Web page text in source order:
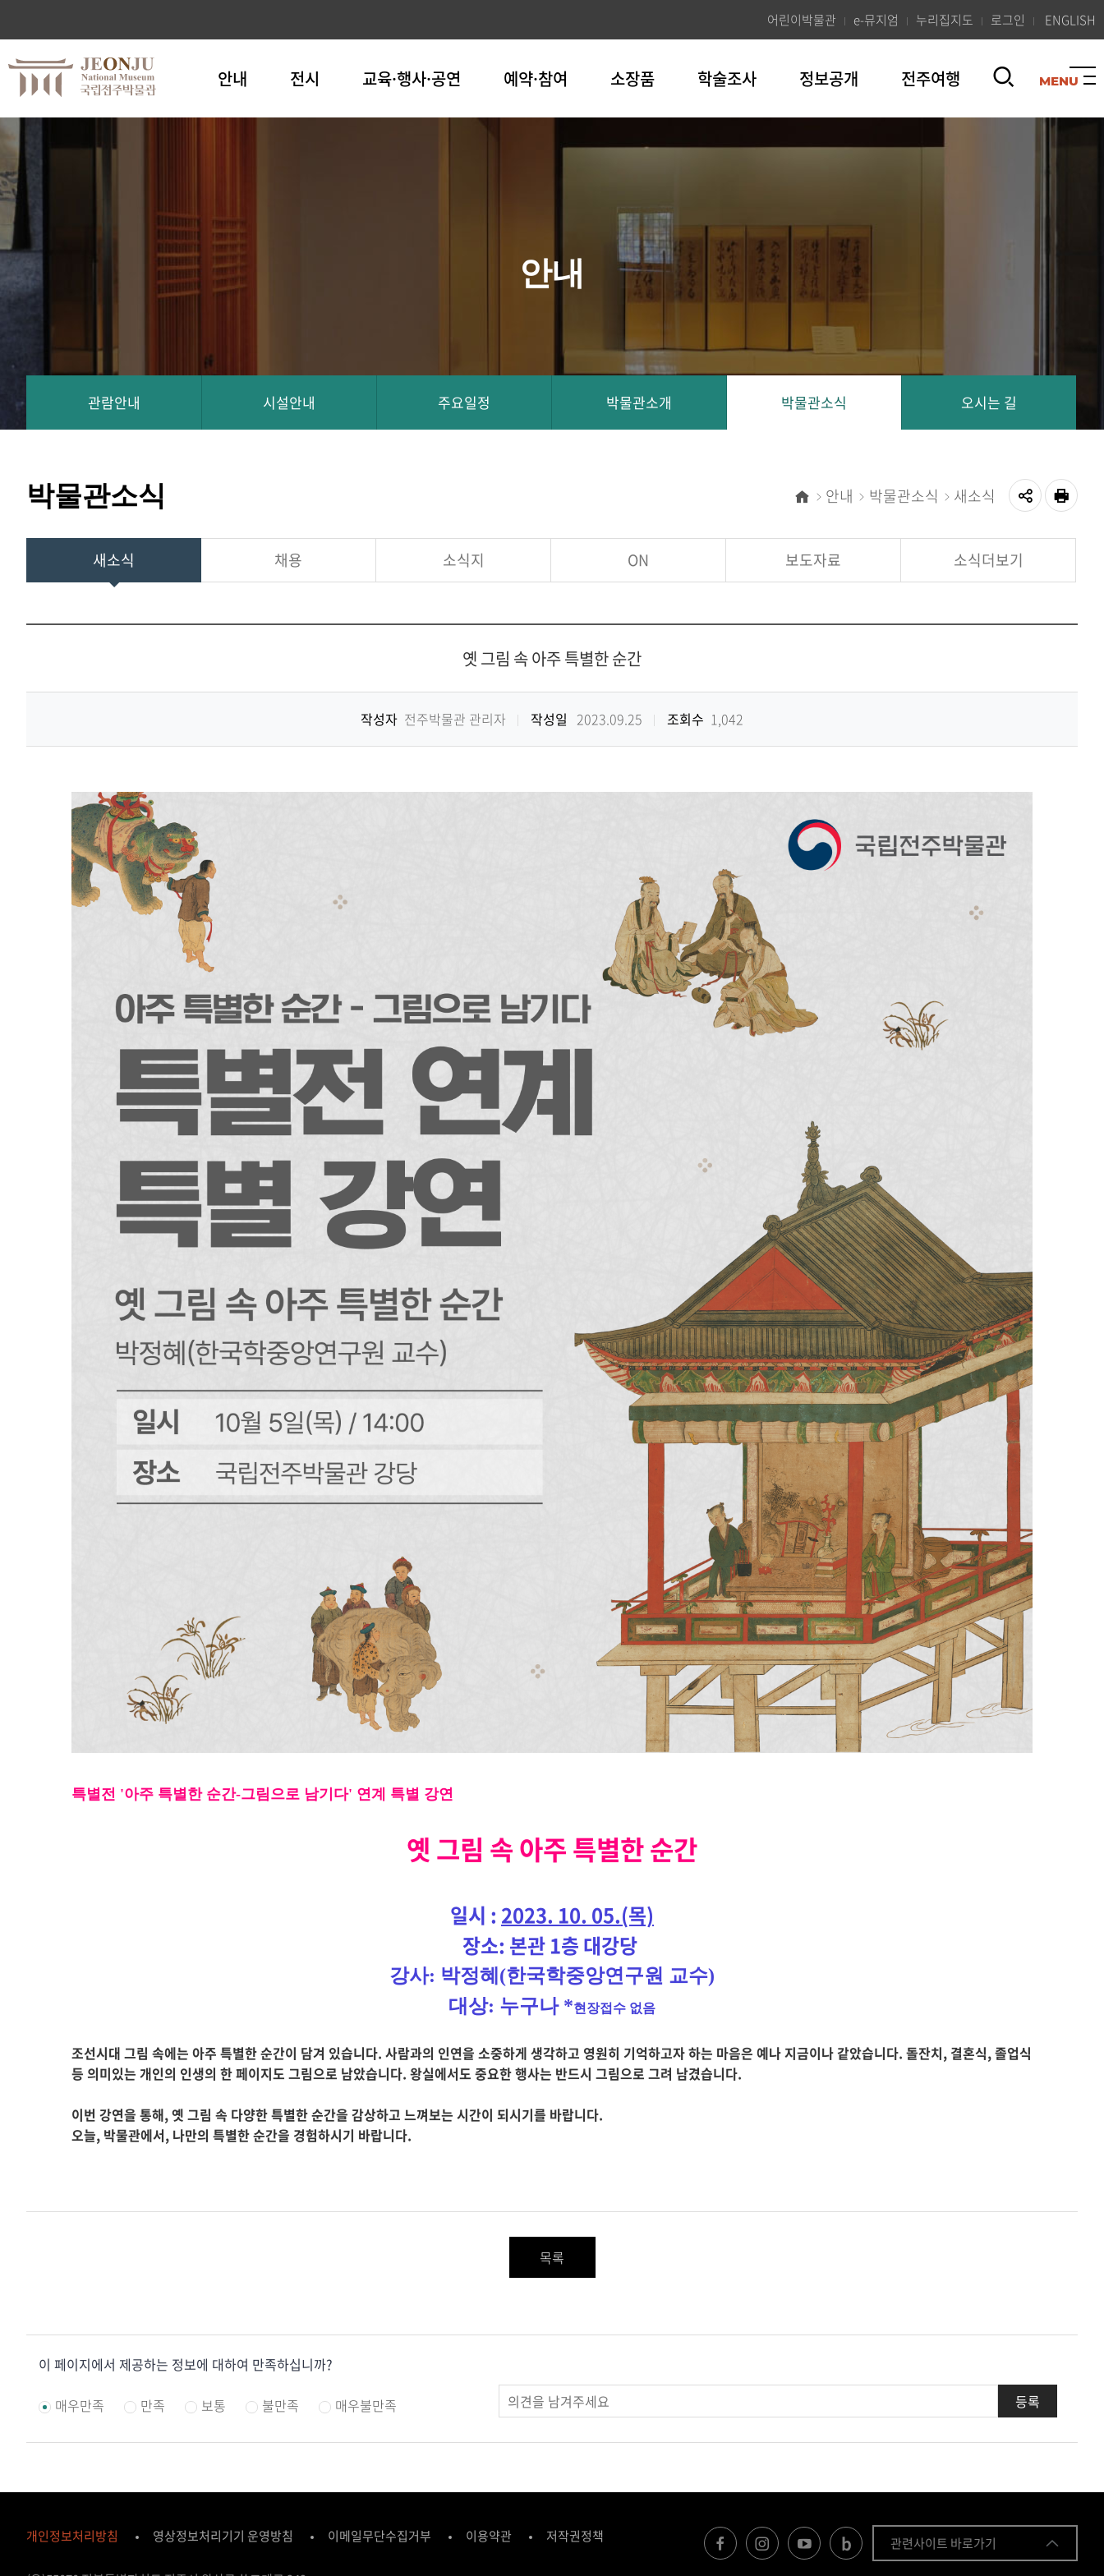
어린이박물관 e-뮤지엄 누리집지도 로그인 ENGLISH
색
안내 전시 교육·행사·공연 예약·참여 소장품 학술조사 정보공개 전주여행
안내
관람안내 시설안내 주요일정 박물관소개 박물관소식 오시는 길
박물관소식 안내 박물관소식 새소식
유
기
새소식 채용 소식지 ON 보도자료 소식더보기
옛 그림 속 아주 특별한 순간
작성자 전주박물관 관리자 작성일 2023.09.25 조회수 1,042
특별전 '아주 특별한 순간-그림으로 남기다' 연계 특별 강연
옛 그림 속 아주 특별한 순간
일시 : 2023. 10. 05.(목)
장소: 본관 1층 대강당
강사: 박정혜 (한국학중앙연구원 교수)
대상: 누구나 *현장접수 없음
조선시대 그림 속에는 아주 특별한 순간이 담겨 있습니다. 사람과의 인연을 소중하게 생각하고 영원히 기억하고자 하는 마음은 예나 지금이나 같았습니다. 돌잔치, 결혼식, 졸업식
등 의미있는 개인의 인생의 한 페이지도 그림으로 남았습니다. 왕실에서도 중요한 행사는 반드시 그림으로 그려 남겼습니다.
이번 강연을 통해, 옛 그림 속 다양한 특별한 순간을 감상하고 느껴보는 시간이 되시기를 바랍니다.
오늘, 박물관에서, 나만의 특별한 순간을 경험하시기 바랍니다.
목록
도
사
이 페이지에서 제공하는 정보에 대하여 만족하십니까?
매우만족 만족 보통 불만족 매우불만족
개인정보처리방침 영상정보처리기기 운영방침 이메일무단수집거부 이용약관 저작권정책
관련사이트 바로가기